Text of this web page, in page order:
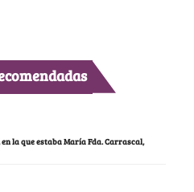
la que estaba María Fda. Carrascal,